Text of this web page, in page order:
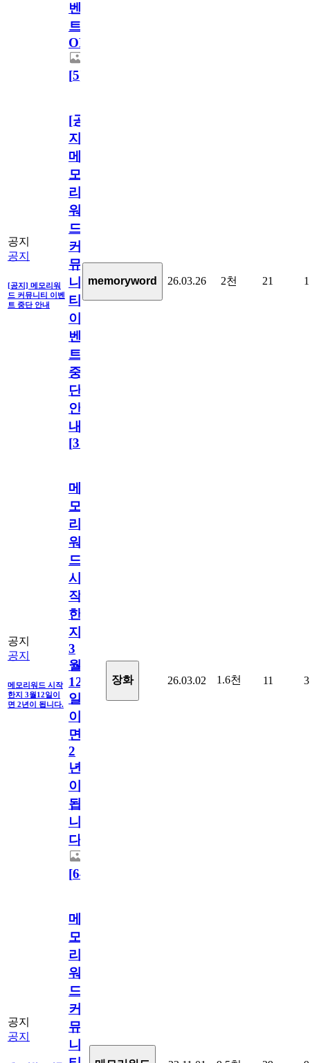
벤
트
OPEN!
[5]
공지
공지
[공지] 메모리워
드 커뮤니티 이벤
트 중단 안내
[공
지]
메
모
리
워
드
커
뮤
니
티
이
벤
트
중
단
안
내
[31
memoryword 26.03.26 2천 21 1
공지
공지
메모리워드 시작
한지 3월12일이
면 2년이 됩니다.
메
모
리
워
드
시
작
한
지
3
월
12
일
이
면
2
년
이
됩
니
다.
[64
장화 26.03.02 1.6천 11 3
공지
공지
메
모
리
워
드
커
뮤
니